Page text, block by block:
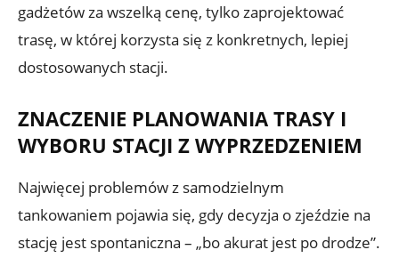
gadżetów za wszelką cenę, tylko zaprojektować
trasę, w której korzysta się z konkretnych, lepiej
dostosowanych stacji.
ZNACZENIE PLANOWANIA TRASY I
WYBORU STACJI Z WYPRZEDZENIEM
Najwięcej problemów z samodzielnym
tankowaniem pojawia się, gdy decyzja o zjeździe na
stację jest spontaniczna – „bo akurat jest po drodze”.